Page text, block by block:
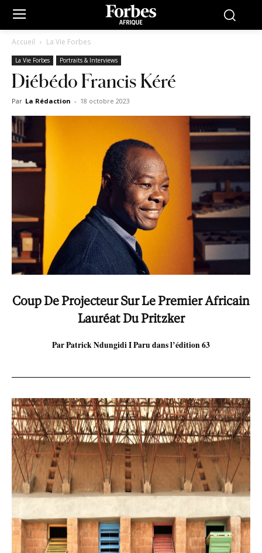
Accueil La Vie Forbes
La Vie Forbes Portraits & Interviews
Diébédo Francis Kéré
Par La Rédaction - 18 octobre 2023
Coup De Projecteur Sur Le Premier Africain
Lauréat Du Pritzker
Par Patrick Ndungidi IParu dans l’édition 63